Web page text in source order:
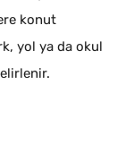
konut
yol ya da okul